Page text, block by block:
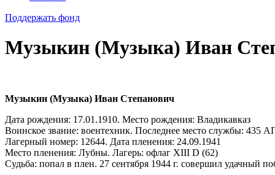
Поддержать фонд
Музыкин (Музыка) Иван
Музыкин (Музыка) Иван Степанович
Дата рождения: 17.01.1910. Место рождения: Владикавказ
Воинское звание: воентехник. Последнее место службы: 435
Лагерный номер: 12644. Дата пленения: 24.09.1941
Место пленения: Лубны. Лагерь: офлаг XIII D (62)
Судьба: попал в плен. 27 сентября 1944 г. совершил удачный